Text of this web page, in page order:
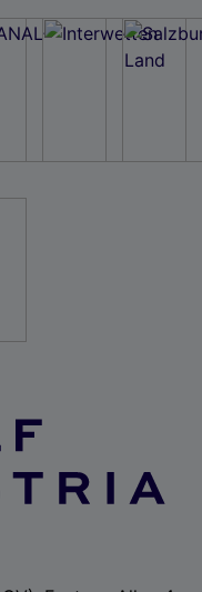
um
zur Identifikation